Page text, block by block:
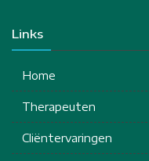
Links
Home
Therapeuten
Cliëntervaringen